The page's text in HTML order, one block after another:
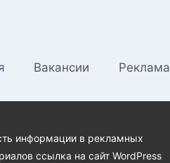
Вакансии Реклама
информации в рекламных
ссылка на сайт WordPress